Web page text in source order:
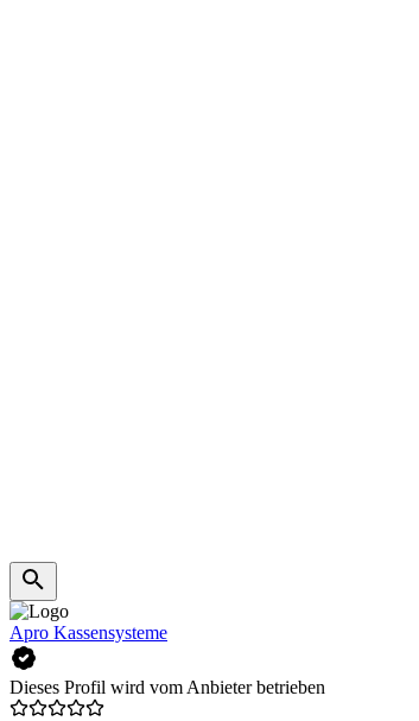
Apro Kassensysteme
Dieses Profil wird vom Anbieter betrieben